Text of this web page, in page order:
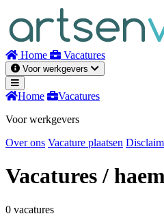
inhoud
Home Vacatures
Voor werkgevers
Home
Vacatures
Voor werkgevers
Over ons Vacature plaatsen
Vacatures/
0 vacatures